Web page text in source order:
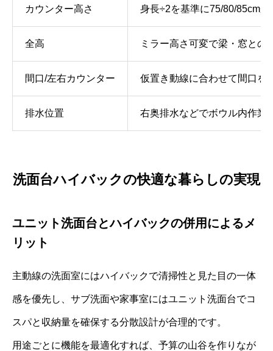
カウンター高さ 身長÷2を基準に75/80/85cmか
全高 ミラー高さ可変で梁・窓との
間口/左右カウンター 仮置き動線に合わせて間口を
排水位置 右奥排水などでボウル内作業
洗面台ハイバックの快適な暮らしの実現
ユニット洗面台とハイバックの併用によるメ
リット
主動線の洗面室にはハイバックで清掃性と見た目の一体
感を優先し、サブ洗面や家事室にはユニット洗面台でコ
スパと収納量を確保する分散設計が合理的です。
用途ごとに機能を最適化すれば、予算の山谷を作りなが